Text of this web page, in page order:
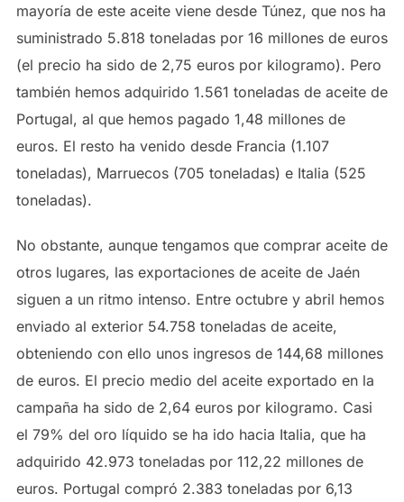
mayoría de este aceite viene desde Túnez, que nos ha
suministrado 5.818 toneladas por 16 millones de euros
(el precio ha sido de 2,75 euros por kilogramo). Pero
también hemos adquirido 1.561 toneladas de aceite de
Portugal, al que hemos pagado 1,48 millones de
euros. El resto ha venido desde Francia (1.107
toneladas), Marruecos (705 toneladas) e Italia (525
toneladas).
No obstante, aunque tengamos que comprar aceite de
otros lugares, las exportaciones de aceite de Jaén
siguen a un ritmo intenso. Entre octubre y abril hemos
enviado al exterior 54.758 toneladas de aceite,
obteniendo con ello unos ingresos de 144,68 millones
de euros. El precio medio del aceite exportado en la
campaña ha sido de 2,64 euros por kilogramo. Casi
el 79% del oro líquido se ha ido hacia Italia, que ha
adquirido 42.973 toneladas por 112,22 millones de
euros. Portugal compró 2.383 toneladas por 6,13